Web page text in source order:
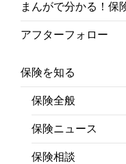
まんがで分かる！保
アフターフォロー
保険を知る
保険全般
保険ニュース
保険相談